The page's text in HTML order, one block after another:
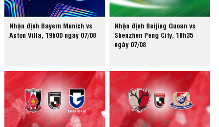
Nhận định Bayern Munich vs
Aston Villa, 19h00 ngày 07/08
Nhận định Beijing Guoan vs
Shenzhen Peng City, 18h35
ngày 07/08